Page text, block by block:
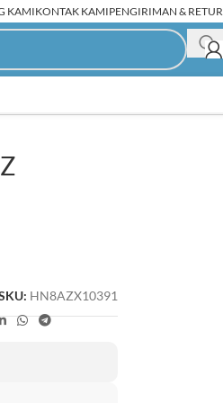
KAMIKONTAK KAMIPENGIRIMAN & RETUR
Rakitan Second
HN8AZX10391